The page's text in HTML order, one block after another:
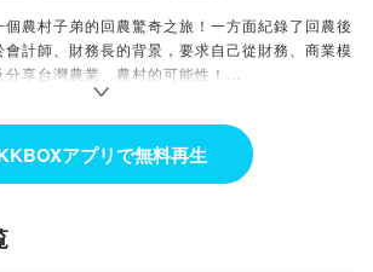
農村子弟的回農驚奇之旅！一方面紀錄了回農後
計師、財務長的背景，要求自己從財務、商業模
享台灣農業、農村的可能性！
fb.watch/7SpS3ySnU4/
https://www.facebook.com/agricfoview
アプリで無料再生